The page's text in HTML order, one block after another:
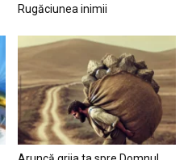
Rugăciunea inimii